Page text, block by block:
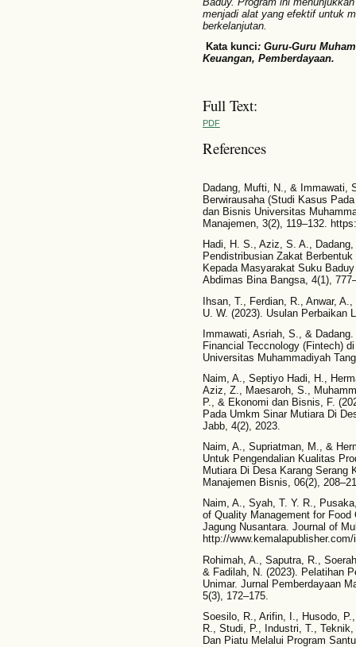
menjadi alat yang efektif untuk
berkelanjutan.
Kata kunci: Guru-Guru
Keuangan, Pemberdayaan.
Full Text:
PDF
References
Dadang, Mufti, N., & Immawati,
Berwirausaha (Studi Kasus
dan Bisnis Universitas
Manajemen, 3(2), 119–132.
Hadi, H. S., Aziz, S. A.,
Pendistribusian Zakat
Kepada Masyarakat Suku
Abdimas Bina Bangsa, 4(1),
Ihsan, T., Ferdian, R., Anwar,
U. W. (2023). Usulan Perbaikan
Immawati, Asriah, S., &
Financial Teccnology (Fintech)
Universitas Muhammadiyah
Naim, A., Septiyo Hadi, H.,
Aziz, Z., Maesaroh, S.,
P., & Ekonomi dan Bisnis, F.
Pada Umkm Sinar Mutiara Di
Jabb, 4(2), 2023.
Naim, A., Supriatman, M., &
Untuk Pengendalian Kualitas
Mutiara Di Desa Karang Serang
Manajemen Bisnis, 06(2),
Naim, A., Syah, T. Y. R.,
of Quality Management for
Jagung Nusantara. Journal of
http://
Rohimah, A., Saputra, R.,
& Fadilah, N. (2023). Pelatihan
Unimar. Jurnal Pemberdayaan
5(3), 172–175.
Soesilo, R., Arifin, I., Husodo,
R., Studi, P., Industri, T.,
Dan Piatu Melalui Program